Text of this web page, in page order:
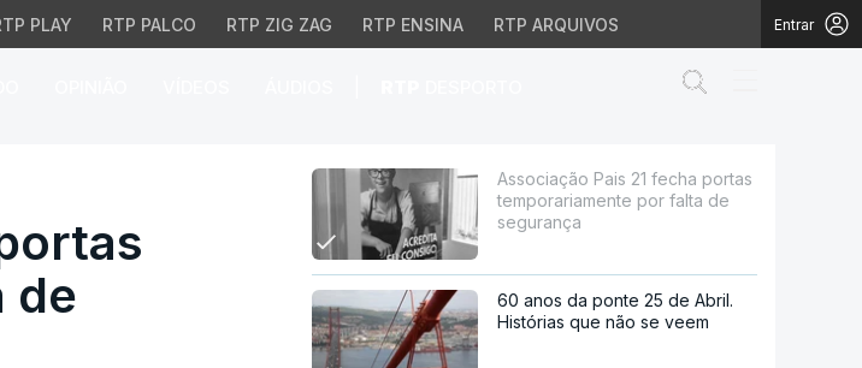
PLAY RTP PALCO RTP ZIG ZAG RTP ENSINA RTP ARQUIVOS Entrar
temporariamente por falta de
de
Associação Pais 21 fecha portas
temporariamente por falta de
segurança
60 anos da ponte 25 de Abril.
Histórias que não se veem